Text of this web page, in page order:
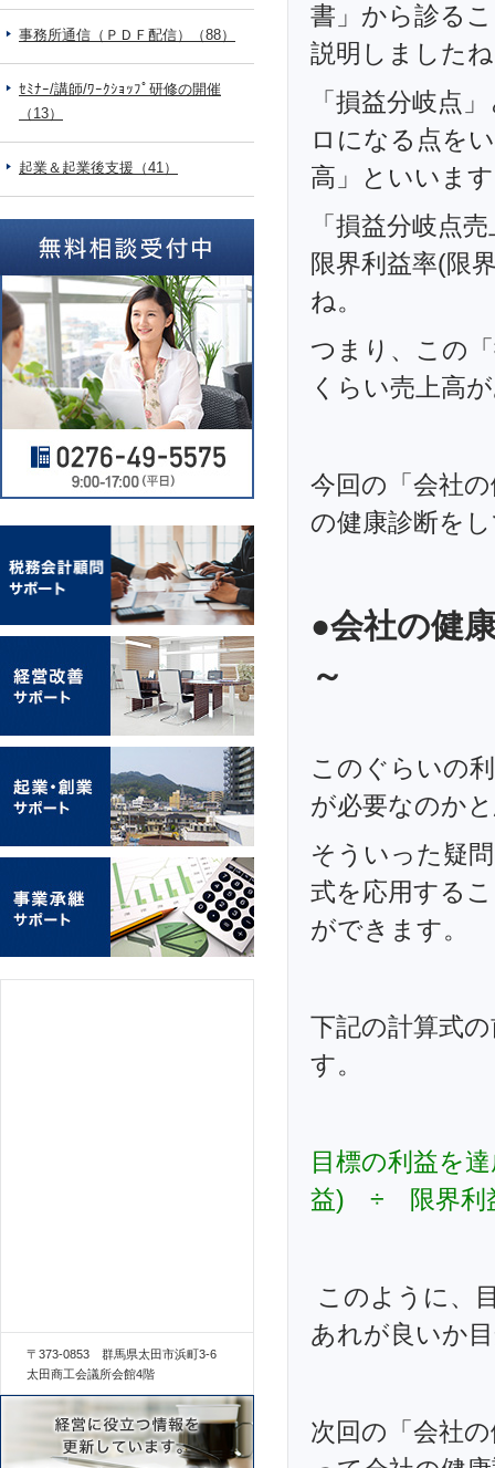
書」から診る
説明しました
「損益分岐点
ロになる点を
高」といいま
「損益分岐
限界利益率(限
ね。
つまり、この
くらい売上高
今回の「会社
の健康診断を
●会社の健
～
このぐらいの
が必要なのか
そういった疑
式を応用する
ができます。
下記の計算式
す。
目標の利益を
益) ÷ 限界利
このように、
あれが良いか
次回の「会社
事務所通信（ＰＤＦ配信）（88）
ｾﾐﾅｰ/講師/ﾜｰｸｼｮｯﾌﾟ研修の開催
（13）
起業＆起業後支援（41）
〒373-0853 群馬県太田市浜町3-6
太田商工会議所会館4階